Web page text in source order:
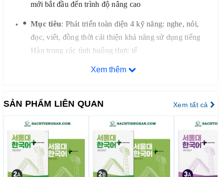
mới bắt đầu đến trình độ nâng cao
Mục tiêu: Phát triển toàn diện 4 kỹ năng: nghe, nói,
đọc, viết, đồng thời cải thiện khả năng sử dụng tiếng
Hàn trong các tình huống thực tế
1. Nội dung học tập thực tế và đa dạng
Bộ sách được thiết kế với các chủ đề quen thuộc và nội dung
gần gũi, giúp người học dễ dàng tiếp cận và áp dụng vào cuộc
sống hàng ngày. Các hoạt động nói đa dạng giúp người học sử
dụng từ vựng và ngữ pháp đã học trong các tình huống thực
tế, tăng cường kỹ năng giao tiếp.
Xem thêm
SẢN PHẨM LIÊN QUAN Xem tất cả